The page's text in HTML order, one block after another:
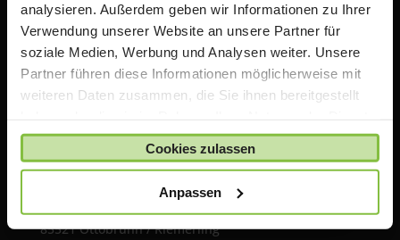
analysieren. Außerdem geben wir Informationen zu Ihrer
Verwendung unserer Website an unsere Partner für
soziale Medien, Werbung und Analysen weiter. Unsere
Partner führen diese Informationen möglicherweise mit
weiteren Daten zusammen, die Sie ihnen bereitgestellt
gesammelt haben.
Cookies zulassen
Anpassen
Otto-Hahn-Str. 38a
85521 Ottobrunn / Riemerling